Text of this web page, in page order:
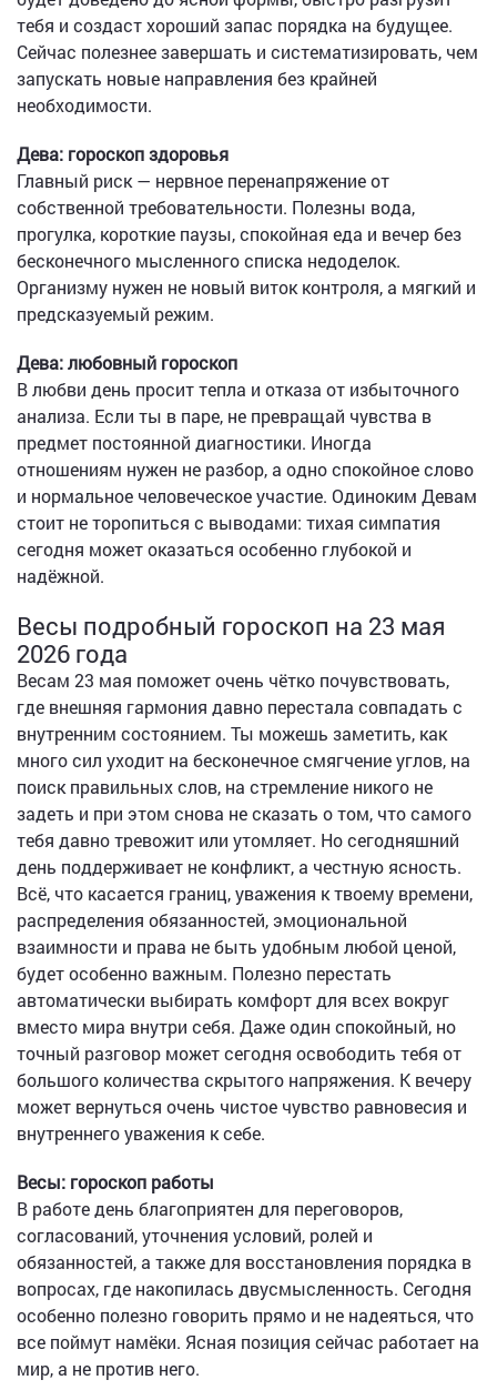
тебя и создаст хороший запас порядка на будущее.
Сейчас полезнее завершать и систематизировать, чем
запускать новые направления без крайней
необходимости.
Дева: гороскоп здоровья
Главный риск — нервное перенапряжение от
собственной требовательности. Полезны вода,
прогулка, короткие паузы, спокойная еда и вечер без
бесконечного мысленного списка недоделок.
Организму нужен не новый виток контроля, а мягкий и
предсказуемый режим.
Дева: любовный гороскоп
В любви день просит тепла и отказа от избыточного
анализа. Если ты в паре, не превращай чувства в
предмет постоянной диагностики. Иногда
отношениям нужен не разбор, а одно спокойное слово
и нормальное человеческое участие. Одиноким Девам
стоит не торопиться с выводами: тихая симпатия
сегодня может оказаться особенно глубокой и
надёжной.
Весы подробный гороскоп на 23 мая
2026 года
Весам 23 мая поможет очень чётко почувствовать,
где внешняя гармония давно перестала совпадать с
внутренним состоянием. Ты можешь заметить, как
много сил уходит на бесконечное смягчение углов, на
поиск правильных слов, на стремление никого не
задеть и при этом снова не сказать о том, что самого
тебя давно тревожит или утомляет. Но сегодняшний
день поддерживает не конфликт, а честную ясность.
Всё, что касается границ, уважения к твоему времени,
распределения обязанностей, эмоциональной
взаимности и права не быть удобным любой ценой,
будет особенно важным. Полезно перестать
автоматически выбирать комфорт для всех вокруг
вместо мира внутри себя. Даже один спокойный, но
точный разговор может сегодня освободить тебя от
большого количества скрытого напряжения. К вечеру
может вернуться очень чистое чувство равновесия и
внутреннего уважения к себе.
Весы: гороскоп работы
В работе день благоприятен для переговоров,
согласований, уточнения условий, ролей и
обязанностей, а также для восстановления порядка в
вопросах, где накопилась двусмысленность. Сегодня
особенно полезно говорить прямо и не надеяться, что
все поймут намёки. Ясная позиция сейчас работает на
мир, а не против него.